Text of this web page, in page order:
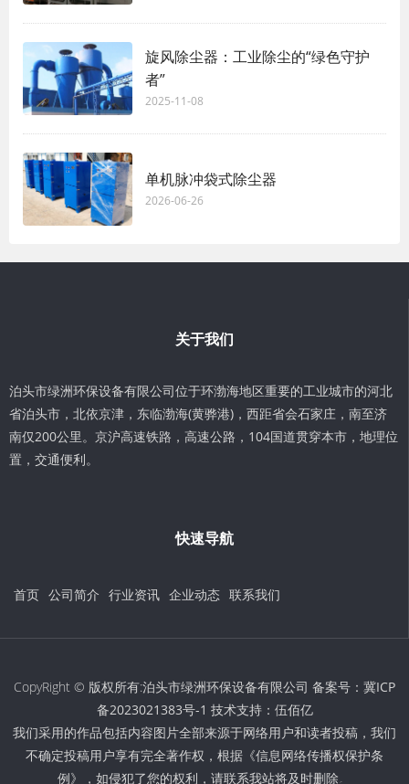
旋风除尘器：工业除尘的“绿色守护
者”
2025-11-08
单机脉冲袋式除尘器‌
2026-06-26
关于我们
泊头市绿洲环保设备有限公司位于环渤海地区重要的工业城市的河北
省泊头市，北依京津，东临渤海(黄骅港)，西距省会石家庄，南至济
南仅200公里。京沪高速铁路，高速公路，104国道贯穿本市，地理位
置，交通便利。
快速导航
首页 公司简介 行业资讯 企业动态 联系我们
CopyRight © 版权所有:泊头市绿洲环保设备有限公司 备案号： 冀ICP
备2023021383号-1 技术支持： 伍佰亿
我们采用的作品包括内容图片全部来源于网络用户和读者投稿，我们
不确定投稿用户享有完全著作权，根据《信息网络传播权保护条
例》，如侵犯了您的权利，请联系我站将及时删除。